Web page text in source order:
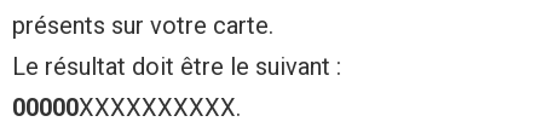
présents sur votre carte.
Le résultat doit être le suivant :
00000XXXXXXXXXX.